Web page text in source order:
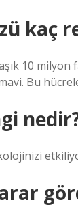
kaç
10 milyon
mavi. Bu